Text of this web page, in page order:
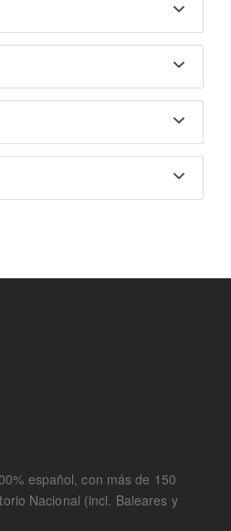
español, con más de 150
Nacional (incl. Baleares y